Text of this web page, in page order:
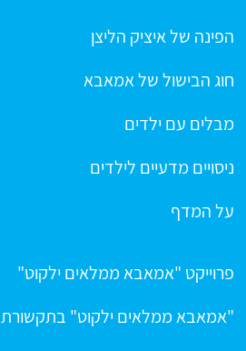
הפינה של איציק הליצן
חוג הבישול של אמאבא
מבלים עם ילדים
ניסויים מדעיים לילדים
על המדף
פרוייקט "אמאבא ממלאים ילקוט"
"אמאבא ממלאים ילקוט" בתקשורת